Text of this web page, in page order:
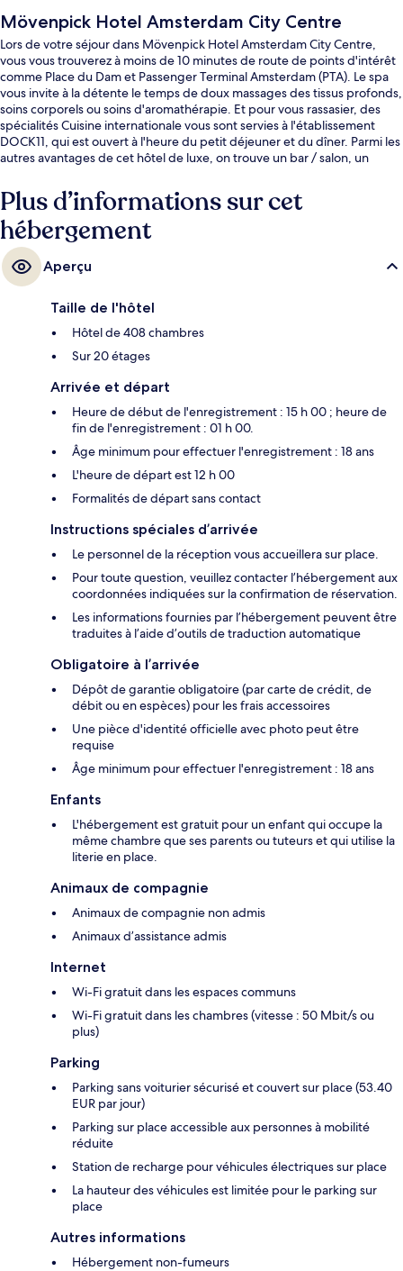
Mövenpick Hotel Amsterdam City Centre
Lors de votre séjour dans Mövenpick Hotel Amsterdam City Centre,
vous vous trouverez à moins de 10 minutes de route de points d'intérêt
comme Place du Dam et Passenger Terminal Amsterdam (PTA). Le spa
vous invite à la détente le temps de doux massages des tissus profonds,
soins corporels ou soins d'aromathérapie. Et pour vous rassasier, des
spécialités Cuisine internationale vous sont servies à l'établissement
DOCK11, qui est ouvert à l'heure du petit déjeuner et du dîner. Parmi les
autres avantages de cet hôtel de luxe, on trouve un bar / salon, un
l'idéal pour des vacances sans soucis. Les autres voyageurs ne tarissent
pas d'éloges en ce qui concerne le personnel attentionné et le petit
déjeuner. Les transports publics sont rapidement accessibles à pied :
Arrêt de tram Muziekgebouw Bimhuis se situe à quelques pas et Arrêt
de tram Kattenburgerstraat, à 9 min de marche à peine.
Plus d’informations sur cet
hébergement
Aperçu
Taille de l'hôtel
Hôtel de 408 chambres
Sur 20 étages
Arrivée et départ
Heure de début de l'enregistrement : 15 h 00 ; heure de
fin de l'enregistrement : 01 h 00.
Âge minimum pour effectuer l'enregistrement : 18 ans
L'heure de départ est 12 h 00
Formalités de départ sans contact
Instructions spéciales d’arrivée
Le personnel de la réception vous accueillera sur place.
Pour toute question, veuillez contacter l’hébergement aux
coordonnées indiquées sur la confirmation de réservation.
Les informations fournies par l’hébergement peuvent être
traduites à l’aide d’outils de traduction automatique
Obligatoire à l’arrivée
Dépôt de garantie obligatoire (par carte de crédit, de
débit ou en espèces) pour les frais accessoires
Une pièce d'identité officielle avec photo peut être
requise
Âge minimum pour effectuer l'enregistrement : 18 ans
Enfants
L'hébergement est gratuit pour un enfant qui occupe la
même chambre que ses parents ou tuteurs et qui utilise la
literie en place.
Animaux de compagnie
Animaux de compagnie non admis
Animaux d’assistance admis
Internet
Wi-Fi gratuit dans les espaces communs
Wi-Fi gratuit dans les chambres (vitesse : 50 Mbit/s ou
plus)
Parking
Parking sans voiturier sécurisé et couvert sur place (53.40
EUR par jour)
Parking sur place accessible aux personnes à mobilité
réduite
Station de recharge pour véhicules électriques sur place
La hauteur des véhicules est limitée pour le parking sur
place
Autres informations
Hébergement non-fumeurs